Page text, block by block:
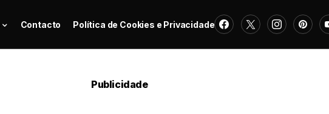
Contacto Política de Cookies e Privacidade
Publicidade